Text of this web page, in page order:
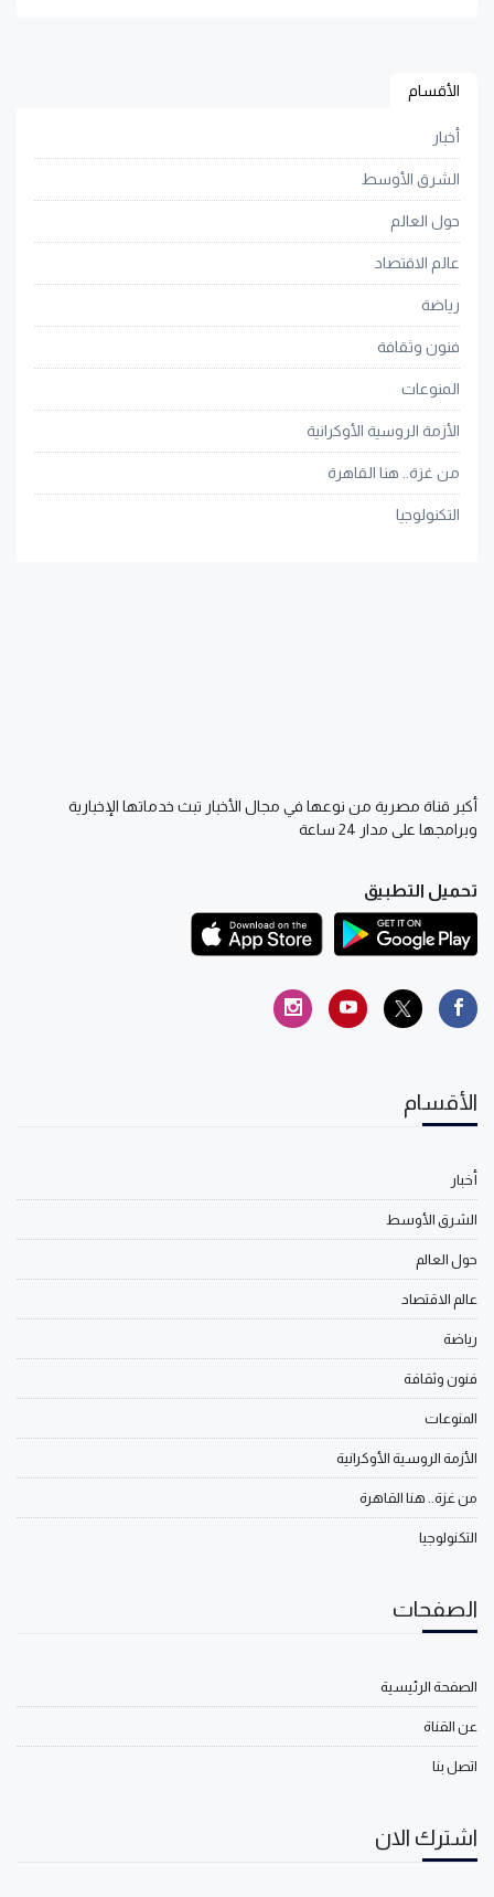
الأقسام
أخبار
الشرق الأوسط
حول العالم
عالم الاقتصاد
رياضة
فنون وثقافة
المنوعات
الأزمة الروسية الأوكرانية
من غزة.. هنا القاهرة
التكنولوجيا
أكبر قناة مصرية من نوعها في مجال الأخبار تبث خدماتها الإخبارية
وبرامجها على مدار 24 ساعة
تحميل التطبيق
الأقسام
أخبار
الشرق الأوسط
حول العالم
عالم الاقتصاد
رياضة
فنون وثقافة
المنوعات
الأزمة الروسية الأوكرانية
من غزة.. هنا القاهرة
التكنولوجيا
الصفحات
الصفحة الرئيسية
عن القناة
اتصل بنا
اشترك الان